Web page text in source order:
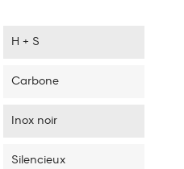
H + S
Carbone
Inox noir
Silencieux